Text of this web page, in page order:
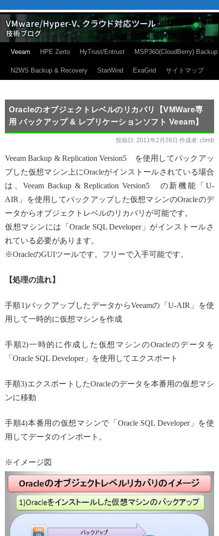
Veeam HPE Zerto HyTrust/Entrust MSP360(CloudBerry) Backup
N2WS Backup & Recovery StarWind ExaGrid サイトマップ
Oracleのオブジェクトレベルのリカバリ【VMWare専
用 バックアップ & レプリケーションソフト Veeam】
投稿日: 2011年2月28日 作成者: climb
Veeam Backup & Replication Version5 を使用してバックアッ
プした仮想マシン上にOracleがインストールされている場合
は、Veeam Backup & Replication Version5 の新機能「U-
AIR」を使用してバックアップした仮想マシンのOracleのデ
ータからオブジェクトレベルのリカバリが可能です。
仮想マシンには「Oracle SQL Developer」がインストールさ
れている必要があります。
※OracleのGUIツールです。フリーで入手可能です。
【処理の流れ】
手順1)バックアップしたデータからVeeamの「U-AIR」を使
用して一時的に仮想マシンを作成
手順2)一時的に作成した仮想マシンのOracleのデータを
「Oracle SQL Developer」を使用してエクスポート
手順3)エクスポートしたOracleのデータを本番用の仮想マシ
ンに移動
手順4)本番用の仮想マシンで「Oracle SQL Developer」を使
用してデータのインポート。
※イメージ図